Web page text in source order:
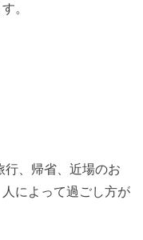
。
行、帰省、近場のお
によって過ごし方が